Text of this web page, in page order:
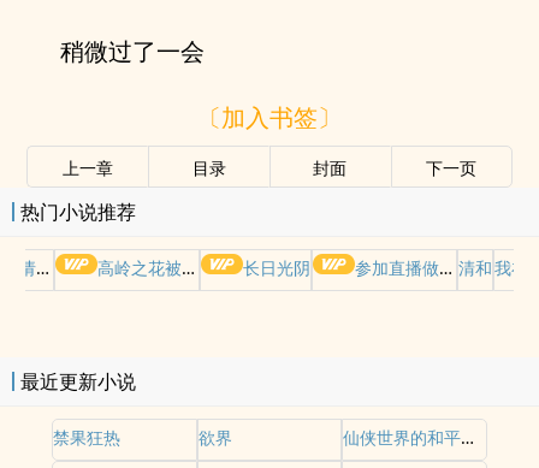
稍微过了一会
〔加入书签〕
上一章 目录 封面 下一页
热门小说推荐
摆好 高岭之花被权贵轮了后 长日光阴 参加直播做爱综艺后我火了(NPH) 清和我在
最近更新小说
禁果狂热 欲界 仙侠世界的和平之梦